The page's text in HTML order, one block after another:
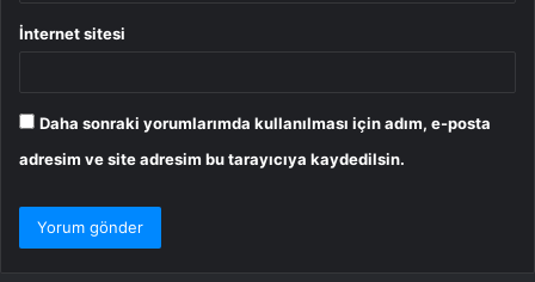
İnternet sitesi
Daha sonraki yorumlarımda kullanılması için adım, e-posta
adresim ve site adresim bu tarayıcıya kaydedilsin.